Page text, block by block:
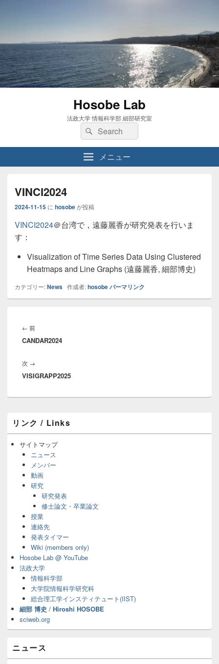
Hosobe Lab
法政大学 情報科学部 細部研究室
検
索:
検
索
メニュー
VINCI2024
2024-11-15 に hosobeが投稿
VINCI2024＠台湾で，遠藤麗香が研究発表を行いま
す：
Visualization of Time Series Data Using Clustered
Heatmaps and Line Graphs (遠藤麗香, 細部博史)
カテゴリー:News 作成者:hosobeパーマリンク
稿
ナ
ゲ
ー
シ
← 前前
の
CANDAR2024
次 →
の
稿:
VISIGRAPP2025
ン
サ
ア
リンク / Links
サイトマップ
ニュース
メンバー
動画
研究
研究発表
修士論文・卒業論文
授業
連絡先
発表タイマー
Wiki (members only)
Hosobe Lab @ YouTube
法政大学
情報科学部
大学院情報科学研究科
総合理工学インスティテュート(IIST)
細部 博史 / Hiroshi HOSOBE
sciweb.org
ニュース